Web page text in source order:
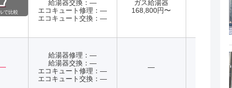
給湯器交換：―
エコキュート修理：―
エコキュート交換：―
ガス給湯器
168,800円〜
給湯器修理：―
給湯器交換：―
エコキュート修理：―
エコキュート交換：―
―
で比較